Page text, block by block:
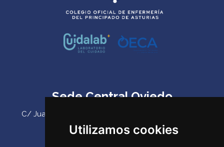
Utilizamos cookies
Sede Central Oviedo
C/ Juan Antonio Álvarez Rabanal 7, bajo. C.P. 33011